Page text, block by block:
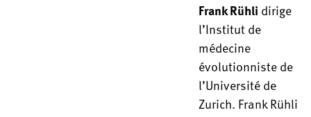
Frank Rühli dirige
l’Institut de
médecine
évolutionniste de
l’Université de
Zurich. Frank Rühli